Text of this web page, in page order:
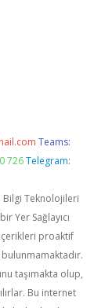
Teams:
726 Telegram:
Bilgi Teknolojileri
Yer Sağlayıcı
proaktif
taşımakta olup,
Bu internet